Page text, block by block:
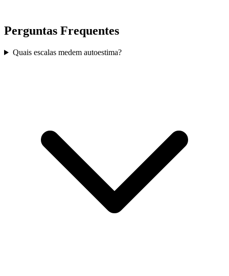
Perguntas Frequentes
Quais escalas medem autoestima?